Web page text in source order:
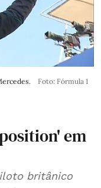
Foto: Fórmula 1
em
britânico